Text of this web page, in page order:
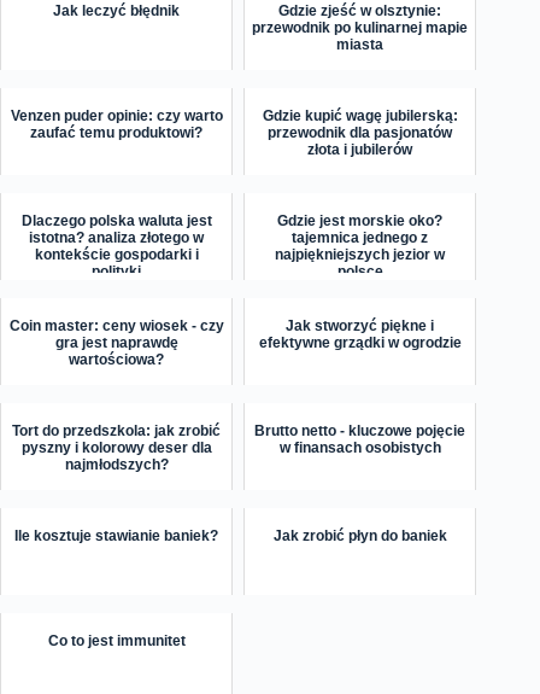
Jak leczyć błędnik
Gdzie zjeść w olsztynie:
przewodnik po kulinarnej mapie
miasta
Venzen puder opinie: czy warto
zaufać temu produktowi?
Gdzie kupić wagę jubilerską:
przewodnik dla pasjonatów
złota i jubilerów
Dlaczego polska waluta jest
istotna? analiza złotego w
kontekście gospodarki i
polityki
Gdzie jest morskie oko?
tajemnica jednego z
najpiękniejszych jezior w
polsce
Coin master: ceny wiosek - czy
gra jest naprawdę
wartościowa?
Jak stworzyć piękne i
efektywne grządki w ogrodzie
Tort do przedszkola: jak zrobić
pyszny i kolorowy deser dla
najmłodszych?
Brutto netto - kluczowe pojęcie
w finansach osobistych
Ile kosztuje stawianie baniek? Jak zrobić płyn do baniek
Co to jest immunitet